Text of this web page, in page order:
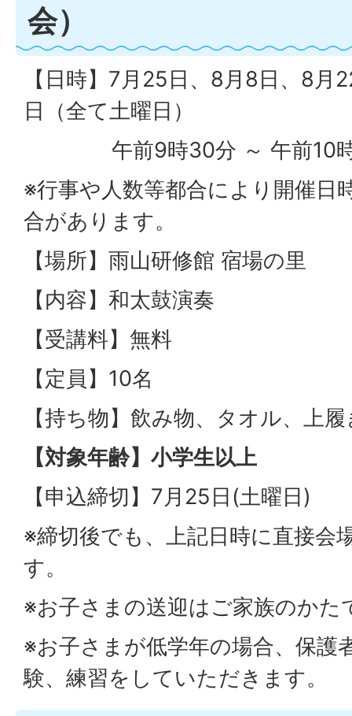
会）
【日時】7月25日、8月8日、8月
日（全て土曜日）
午前9時30分 ～ 午前10
※行事や人数等都合により開催日
合があります。
【場所】雨山研修館 宿場の里
【内容】和太鼓演奏
【受講料】無料
【定員】10名
【持ち物】飲み物、タオル、上
【対象年齢】小学生以上
【申込締切】7月25日(土曜日)
※締切後でも、上記日時に直接会
す。
※お子さまの送迎はご家族のかた
※お子さまが低学年の場合、保護
験、練習をしていただきます。